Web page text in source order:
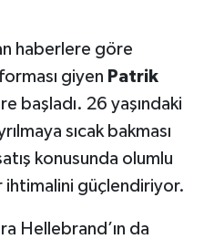
haberlere göre
giyen Patrik
başladı. 26 yaşındaki
sıcak bakması
konusunda olumlu
ihtimalini güçlendiriyor.
Hellebrand’ın da